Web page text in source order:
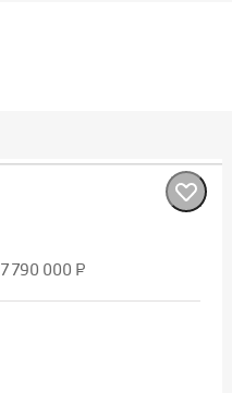
7 790 000 ₽